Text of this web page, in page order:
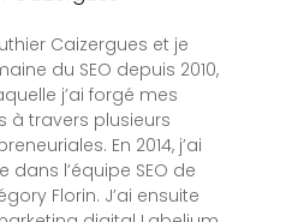
Caizergues et je
du SEO depuis 2010,
j’ai forgé mes
à travers plusieurs
En 2014, j’ai
dans l’équipe SEO de
Florin. J’ai ensuite